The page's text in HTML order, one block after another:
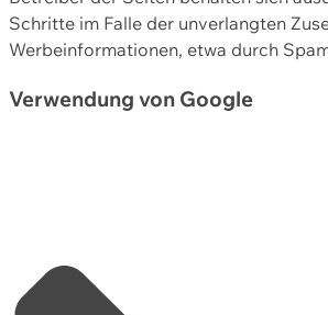
Schritte im Falle der unverlangten
Werbeinformationen, etwa durch
Verwendung von Google